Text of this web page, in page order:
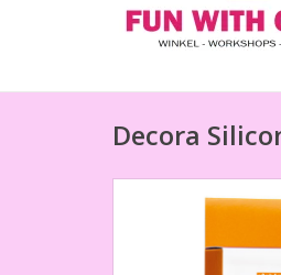
Decora